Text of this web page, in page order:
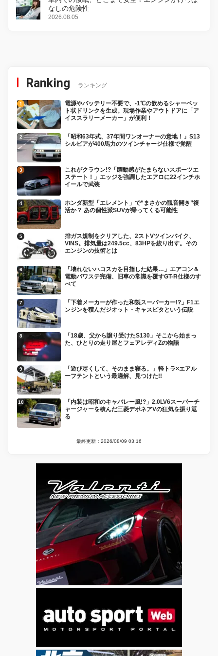
なしの危険性
2026.08.05
Ranking ランキング
電源やバッテリー不要で、-1℃の飲めるシャーベッ
ト状ドリンクを生成。現場作業やアウトドアに「ア
イススラリーメーカー」が便利！
「昭和63年式、37年間ワンオーナーの意地！」S13
シルビアが400馬力のツインチャージ仕様で覚醒
これがクラウン!?「躍動感がたまらないスポーツエ
ステート！」エッジを強調したエアロに22インチホ
イールで武装
ホンダ新型「エレメント」で“まさかの観音開き”復
活か？ あの個性派SUVが帰ってくる可能性
排ガス規制をクリアした、2ストVツインバイク、
VINS。排気量は249.5cc、83HPを絞り出す。その
エンジンの技術とは
「壊れないハコスカを目指した結果…」エアコン＆
電動パワステ完備、旧車の常識を覆すGT-R仕様のす
べて
「下着メーカーが作った和製スーパーカー!?」F1エ
ンジンを積んだジオット・キャスピタという伝説
「18歳、父から譲り受けたS130」そこから始まっ
た、ひとりの走り屋とフェアレディZの物語
「遊び尽くして、そのまま寝る。」軽トラ×エアル
ーフテントという最適解、見つけた!!
「内装は昭和のキャバレー風!?」2.0LV6スーパーチ
ャージャーを積んだ三菱デボネアVの狂気を振り返
る
最終更新：2026/08/09 03:16